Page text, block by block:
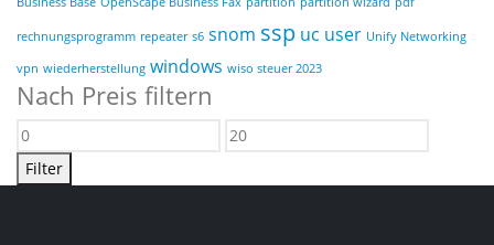
rechnungsprogramm repeater s6 snom ssp uc user Unify Networking
vpn wiederherstellung windows wiso steuer 2023
Nach Preis filtern
Min.
Preis
Max.
Filter